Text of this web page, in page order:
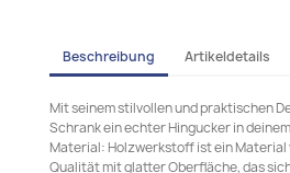
Beschreibung Artikeldetails
Mit seinem stilvollen und praktischen
Schrank ein echter Hingucker in
Material: Holzwerkstoff ist ein
Qualität mit glatter Oberfläche, das